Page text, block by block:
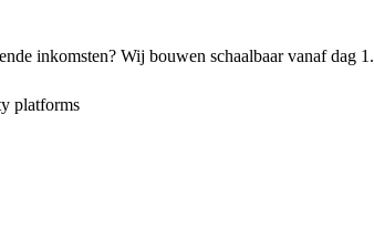
inkomsten? Wij bouwen schaalbaar vanaf dag 1.
platforms